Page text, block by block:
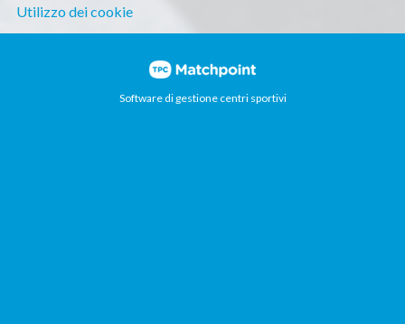
Utilizzo dei cookie
Software di gestione centri sportivi